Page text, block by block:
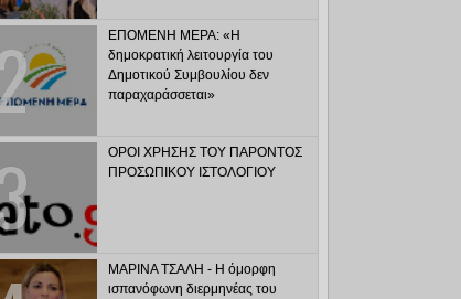
ΕΠΟΜΕΝΗ ΜΕΡΑ: «Η
δημοκρατική λειτουργία του
Δημοτικού Συμβουλίου δεν
παραχαράσσεται»
ΟΡΟΙ ΧΡΗΣΗΣ ΤΟΥ ΠΑΡΟΝΤΟΣ
ΠΡΟΣΩΠΙΚΟΥ ΙΣΤΟΛΟΓΙΟΥ
ΜΑΡΙΝΑ ΤΣΑΛΗ - Η όμορφη
ισπανόφωνη διερμηνέας του